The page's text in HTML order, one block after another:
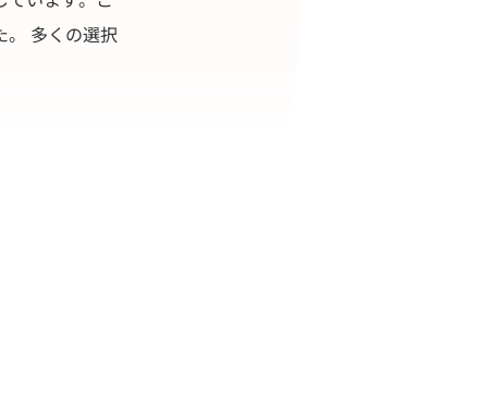
。 多くの選択